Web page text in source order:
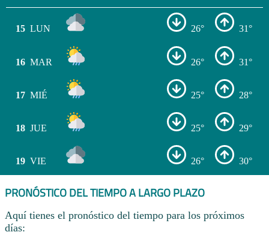
15 LUN 26° 31°
16 MAR 26° 31°
17 MIÉ 25° 28°
18 JUE 25° 29°
19 VIE 26° 30°
PRONÓSTICO DEL TIEMPO A LARGO PLAZO
Aquí tienes el pronóstico del tiempo para los próximos
días: